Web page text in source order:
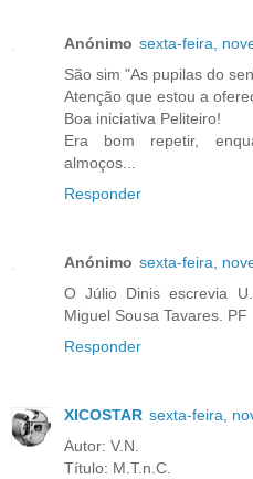
Anónimo sexta-feira,
São sim "As pupilas do
Atenção que estou a
Boa iniciativa Peliteiro!
Era bom repetir,
almoços...
Responder
Anónimo sexta-feira,
O Júlio Dinis escrevia
Miguel Sousa Tavares. PF
Responder
XICOSTAR sexta-feira,
Autor: V.N.
Título: M.T.n.C.